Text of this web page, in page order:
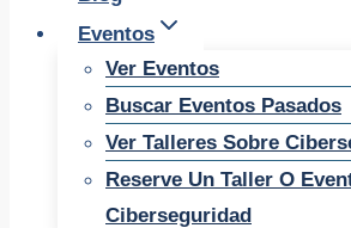
Eventos
Ver Eventos
Buscar Eventos Pasados
Ver Talleres Sobre
Reserve Un Taller O
Ciberseguridad